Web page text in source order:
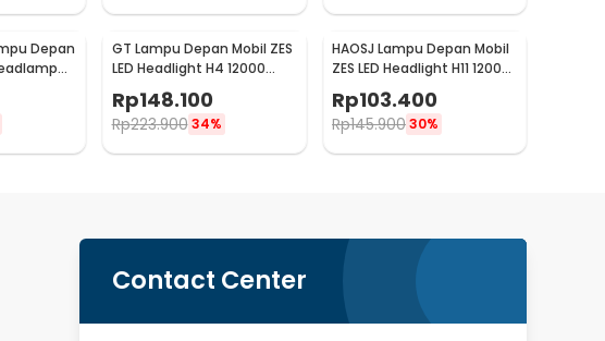
Depan
GT Lampu Depan Mobil ZES
LED Headlight H4 12000
Lumens 55W 9-32V 2 PCS
Cool White 6000K - K5
Rp148.100
Rp223.900 34%
HAOSJ Lampu Depan Mobil
ZES LED Headlight H11 12000
Lumens 55W 2 PCS
6000K/Pure White - K5
Rp103.400
Rp145.90030%
Contact Center